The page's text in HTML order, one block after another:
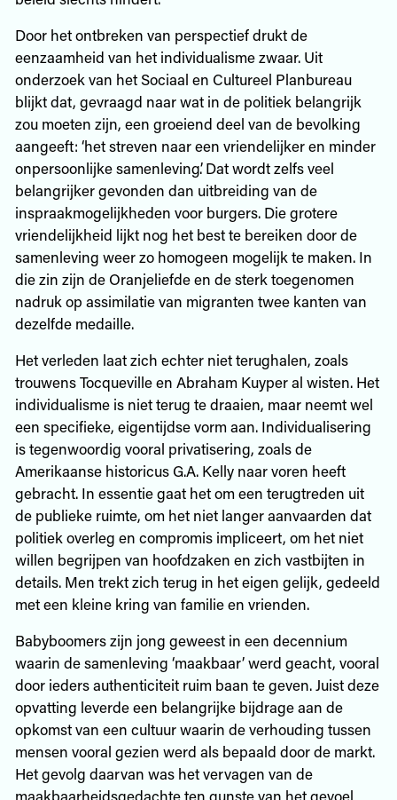
Door het ontbreken van perspectief drukt de
eenzaamheid van het individualisme zwaar. Uit
onderzoek van het Sociaal en Cultureel Planbureau
blijkt dat, gevraagd naar wat in de politiek belangrijk
zou moeten zijn, een groeiend deel van de bevolking
aangeeft: ‘het streven naar een vriendelijker en minder
onpersoonlijke samenleving’. Dat wordt zelfs veel
belangrijker gevonden dan uitbreiding van de
inspraakmogelijkheden voor burgers. Die grotere
vriendelijkheid lijkt nog het best te bereiken door de
samenleving weer zo homogeen mogelijk te maken. In
die zin zijn de Oranjeliefde en de sterk toegenomen
nadruk op assimilatie van migranten twee kanten van
dezelfde medaille.
Het verleden laat zich echter niet terughalen, zoals
trouwens Tocqueville en Abraham Kuyper al wisten. Het
individualisme is niet terug te draaien, maar neemt wel
een specifieke, eigentijdse vorm aan. Individualisering
is tegenwoordig vooral privatisering, zoals de
Amerikaanse historicus G.A. Kelly naar voren heeft
gebracht. In essentie gaat het om een terugtreden uit
de publieke ruimte, om het niet langer aanvaarden dat
politiek overleg en compromis impliceert, om het niet
willen begrijpen van hoofdzaken en zich vastbijten in
details. Men trekt zich terug in het eigen gelijk, gedeeld
met een kleine kring van familie en vrienden.
Babyboomers zijn jong geweest in een decennium
waarin de samenleving ‘maakbaar’ werd geacht, vooral
door ieders authenticiteit ruim baan te geven. Juist deze
opvatting leverde een belangrijke bijdrage aan de
opkomst van een cultuur waarin de verhouding tussen
mensen vooral gezien werd als bepaald door de markt.
Het gevolg daarvan was het vervagen van de
maakbaarheidsgedachte ten gunste van het gevoel